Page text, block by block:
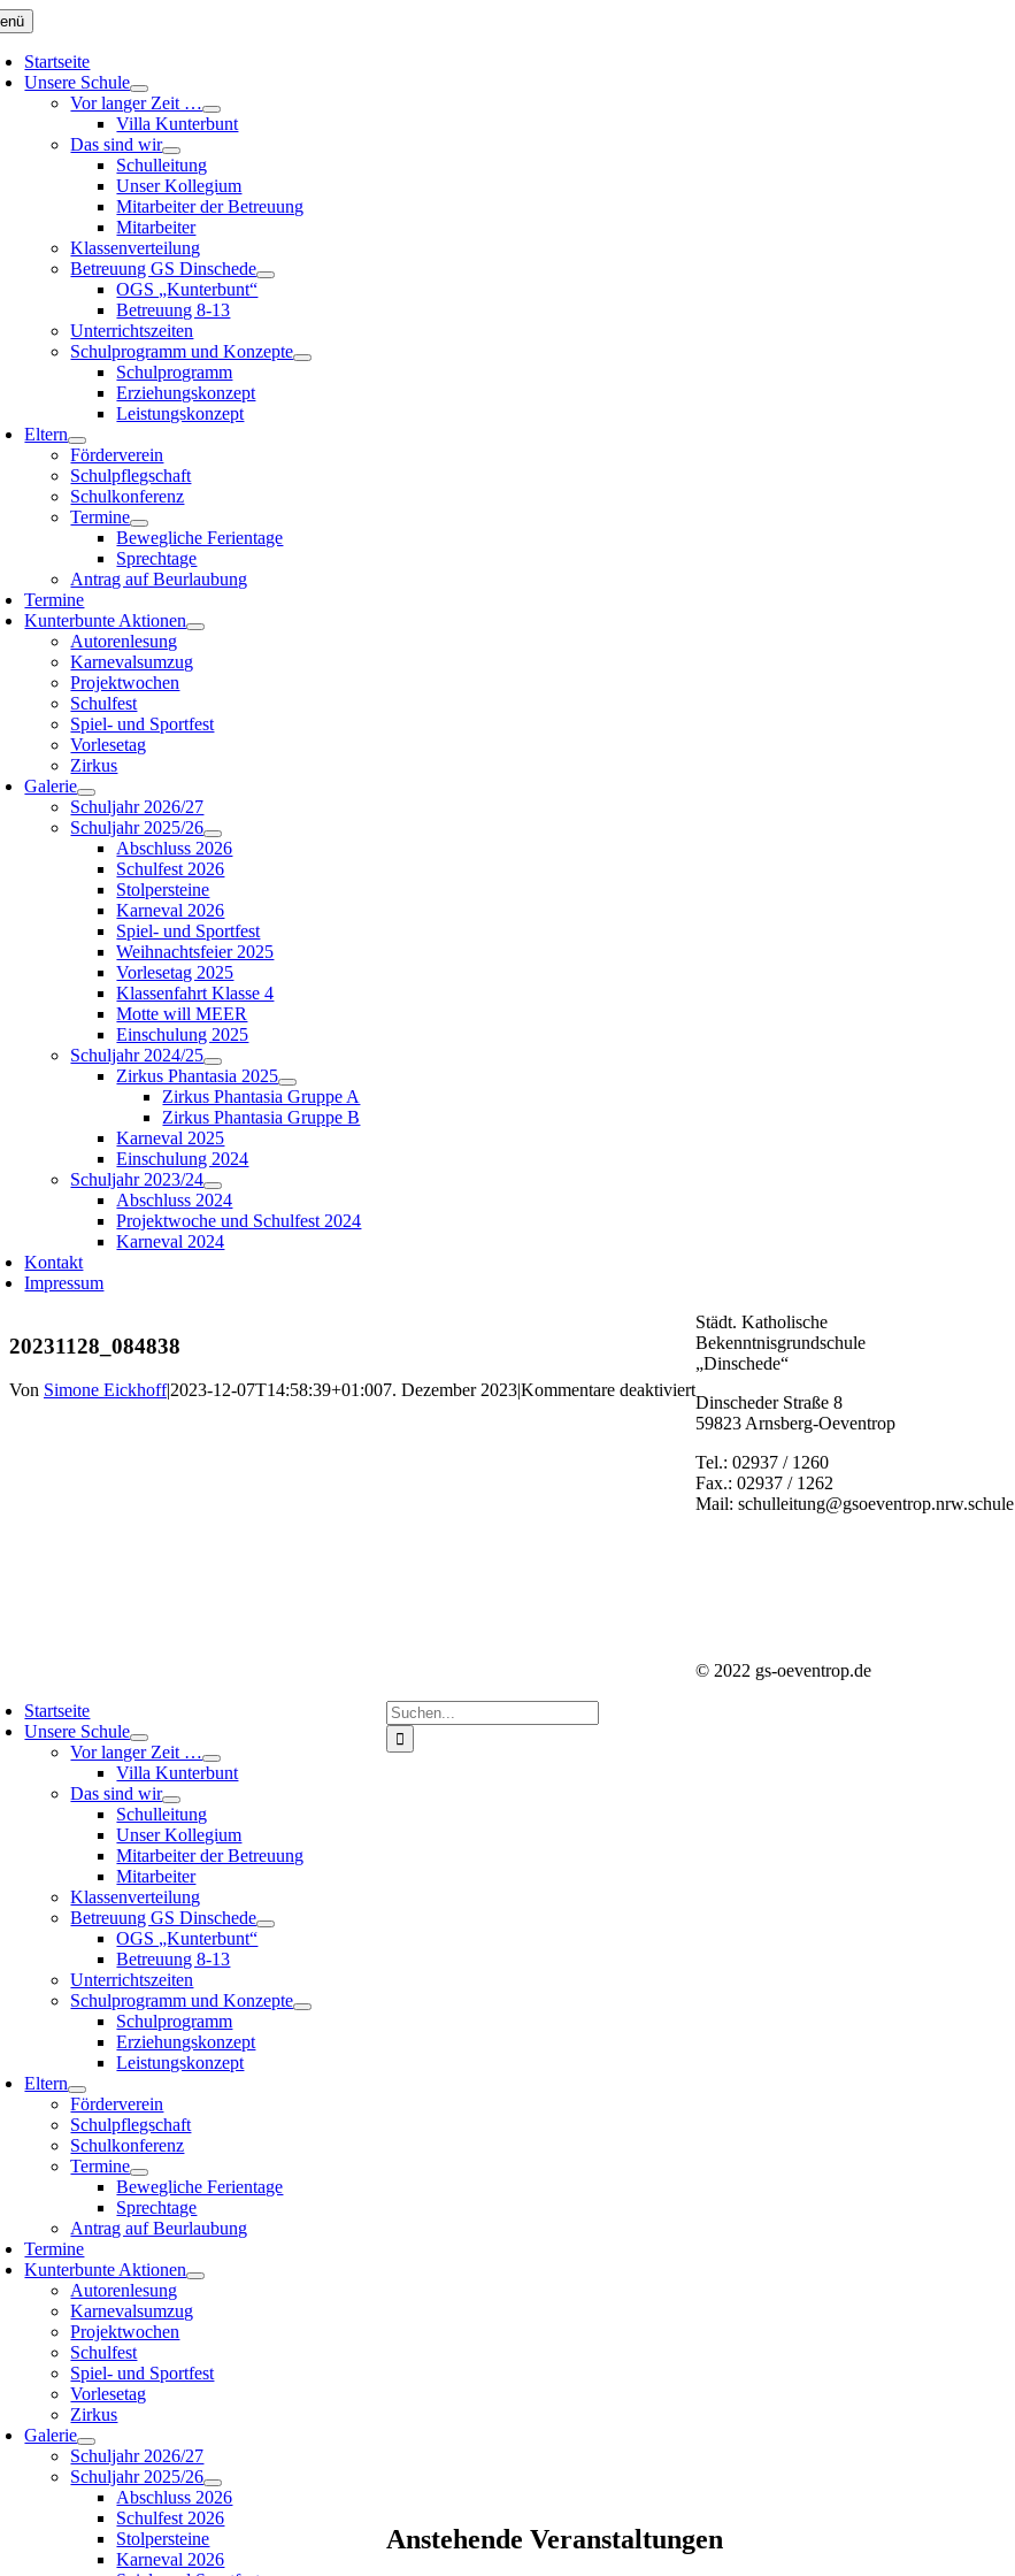
Zum
Inhalt
springen
Startseite
Unsere Schule
Vor langer Zeit …
Villa Kunterbunt
Das sind wir
Schulleitung
Unser Kollegium
Mitarbeiter der Betreuung
Mitarbeiter
Klassenverteilung
Betreuung GS Dinschede
OGS „Kunterbunt“
Betreuung 8-13
Unterrichtszeiten
Schulprogramm und Konzepte
Schulprogramm
Erziehungskonzept
Leistungskonzept
Eltern
Förderverein
Schulpflegschaft
Schulkonferenz
Termine
Bewegliche Ferientage
Sprechtage
Antrag auf Beurlaubung
Termine
Kunterbunte Aktionen
Autorenlesung
Karnevalsumzug
Projektwochen
Schulfest
Spiel- und Sportfest
Vorlesetag
Zirkus
Galerie
Schuljahr 2026/27
Schuljahr 2025/26
Abschluss 2026
Schulfest 2026
Stolpersteine
Karneval 2026
Spiel- und Sportfest
Weihnachtsfeier 2025
Vorlesetag 2025
Klassenfahrt Klasse 4
Motte will MEER
Einschulung 2025
Schuljahr 2024/25
Zirkus Phantasia 2025
Zirkus Phantasia Gruppe A
Zirkus Phantasia Gruppe B
Karneval 2025
Einschulung 2024
Schuljahr 2023/24
Abschluss 2024
Projektwoche und Schulfest 2024
Karneval 2024
Kontakt
Impressum
20231128_084838
Von Simone Eickhoff|2023-12-07T14:58:39+01:007. Dezember 2023|Kommentare deaktiviertfür
20231128_084838
Suche
nach:
Anstehende Veranstaltungen
Städt. Katholische
Bekenntnisgrundschule
„Dinschede“
Dinscheder Straße 8
59823 Arnsberg-Oeventrop
Tel.: 02937 / 1260
Fax.: 02937 / 1262
Mail: schulleitung@gsoeventrop.nrw.schule
© 2022 gs-oeventrop.de
Startseite
Unsere Schule
Vor langer Zeit …
Villa Kunterbunt
Das sind wir
Schulleitung
Unser Kollegium
Mitarbeiter der Betreuung
Mitarbeiter
Klassenverteilung
Betreuung GS Dinschede
OGS „Kunterbunt“
Betreuung 8-13
Unterrichtszeiten
Schulprogramm und Konzepte
Schulprogramm
Erziehungskonzept
Leistungskonzept
Eltern
Förderverein
Schulpflegschaft
Schulkonferenz
Termine
Bewegliche Ferientage
Sprechtage
Antrag auf Beurlaubung
Termine
Kunterbunte Aktionen
Autorenlesung
Karnevalsumzug
Projektwochen
Schulfest
Spiel- und Sportfest
Vorlesetag
Zirkus
Galerie
Schuljahr 2026/27
Schuljahr 2025/26
Abschluss 2026
Schulfest 2026
Stolpersteine
Karneval 2026